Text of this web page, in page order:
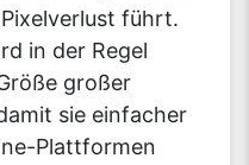
führt.
in der Regel
großer
sie einfacher
Plattformen